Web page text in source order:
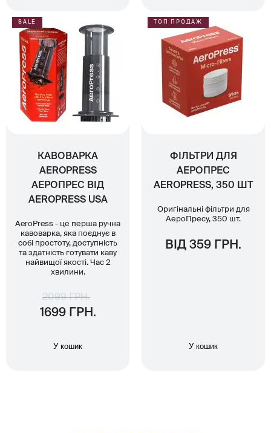
SALE
КАВОВАРКА
AEROPRESS
АЕРОПРЕС ВІД
AEROPRESS USA
AeroPress - це перша ручна
кавоварка, яка поєднує в
собі простоту, доступність
та здатність готувати каву
найвищої якості. Час 2
хвилини.
2099 ГРН.
1699 ГРН.
У кошик
ТОП ПРОДАЖ
ФІЛЬТРИ ДЛЯ
АЕРОПРЕС
AEROPRESS, 350 ШТ
Оригінальні фільтри для
АероПресу, 350 шт.
ВІД 359 ГРН.
У кошик